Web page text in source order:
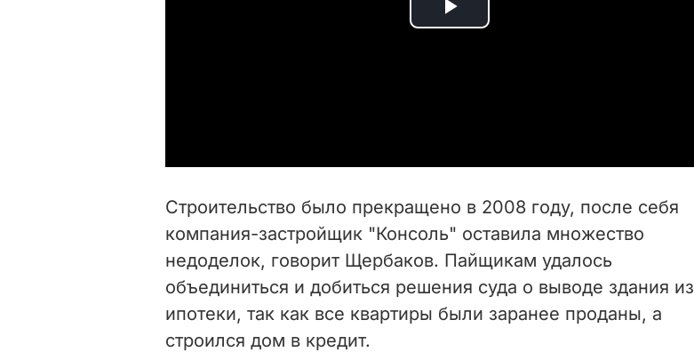
P
i
d
e
Строительство было прекращено в 2008 году, после себя
компания-застройщик "Консоль" оставила множество
недоделок, говорит Щербаков. Пайщикам удалось
объединиться и добиться решения суда о выводе здания из
ипотеки, так как все квартиры были заранее проданы, а
строился дом в кредит.